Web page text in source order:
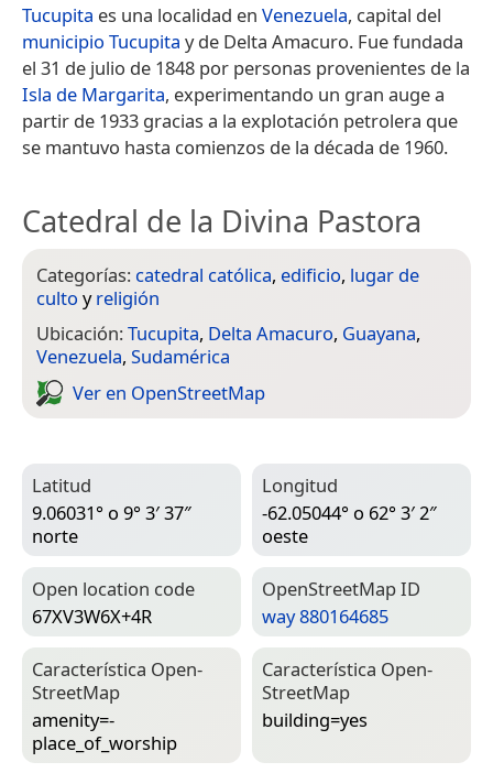
Tucupita es una localidad en Venezuela, capital del
municipio Tucupita y de Delta Amacuro. Fue fundada
el 31 de julio de 1848 por personas provenientes de la
Isla de Margarita, experimentando un gran auge a
partir de 1933 gracias a la explotación petrolera que
se mantuvo hasta comienzos de la década de 1960.
Catedral de la Divina Pastora
Categorías: catedral católica, edificio, lugar de
culto yreligión
Ubicación:Tucupita, Delta Amacuro, Guayana,
Venezuela, Sudamérica
Ver en Open­Street­Map
Latitud
9.06031° o 9° 3′ 37″
norte
Longitud
-62.05044° o 62° 3′ 2″
oeste
Open location code
67XV3W6X+4R
Open­Street­Map ID
way 880164685
Característica Open­
Street­Map
amenity=­
place_of_worship
Característica Open­
Street­Map
building=­yes